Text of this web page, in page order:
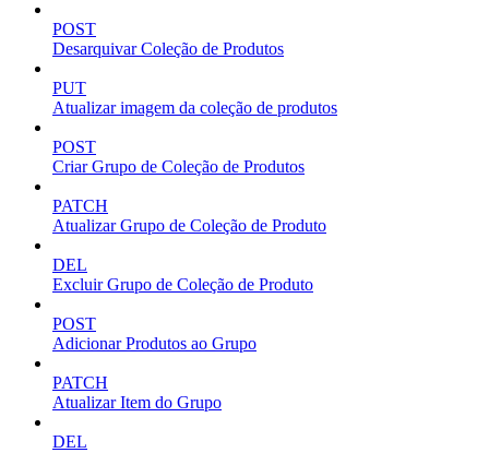
POST
Desarquivar Coleção de Produtos
PUT
Atualizar imagem da coleção de produtos
POST
Criar Grupo de Coleção de Produtos
PATCH
Atualizar Grupo de Coleção de Produto
DEL
Excluir Grupo de Coleção de Produto
POST
Adicionar Produtos ao Grupo
PATCH
Atualizar Item do Grupo
DEL